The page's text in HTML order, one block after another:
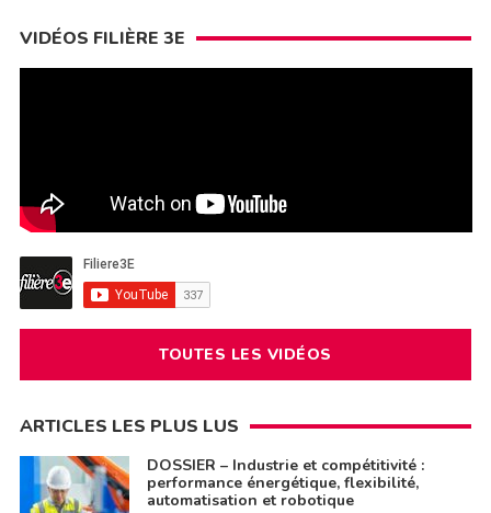
VIDÉOS FILIÈRE 3E
TOUTES LES VIDÉOS
ARTICLES LES PLUS LUS
DOSSIER – Industrie et compétitivité :
performance énergétique, flexibilité,
automatisation et robotique